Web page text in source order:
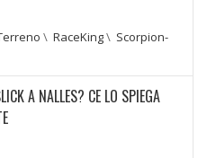
\ RaceKing\ Scorpion-
A NALLES? CE LO SPIEGA